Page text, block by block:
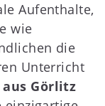
Aufenthalte,
wie
die
Unterricht
Görlitz